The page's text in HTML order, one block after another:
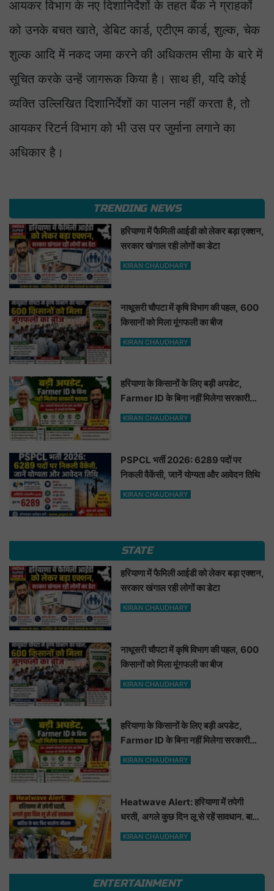
आयकर विभाग के नए दिशानिर्देशों के तहत बैंक ने ग्राहकों
को उनके बचत खाते, डेबिट कार्ड, एटीएम कार्ड, शुल्क, चेक
शुल्क आदि में नकद जमा करने की अधिकतम सीमा के बारे में
सूचित करके उन्हें जागरूक किया है। साथ ही, यदि कोई
व्यक्ति उल्लिखित दिशानिर्देशों का पालन नहीं करता है, तो
आयकर रिटर्न विभाग को भी उस पर जुर्माना लगाने का
अधिकार है।
TRENDING NEWS
हरियाणा में फैमिली आईडी को लेकर बड़ा एक्शन,
सरकार खंगाल रही लोगों का डेटा
KIRAN CHAUDHARY
नाथूसरी चौपटा में कृषि विभाग की पहल, 600
किसानों को मिला मूंगफली का बीज
KIRAN CHAUDHARY
हरियाणा के किसानों के लिए बड़ी अपडेट,
Farmer ID के बिना नहीं मिलेगा सरकारी
फायदा
KIRAN CHAUDHARY
PSPCL भर्ती 2026: 6289 पदों पर
निकली वैकेंसी, जानें योग्यता और आवेदन तिथि
KIRAN CHAUDHARY
STATE
हरियाणा में फैमिली आईडी को लेकर बड़ा एक्शन,
सरकार खंगाल रही लोगों का डेटा
KIRAN CHAUDHARY
नाथूसरी चौपटा में कृषि विभाग की पहल, 600
किसानों को मिला मूंगफली का बीज
KIRAN CHAUDHARY
हरियाणा के किसानों के लिए बड़ी अपडेट,
Farmer ID के बिना नहीं मिलेगा सरकारी
फायदा
KIRAN CHAUDHARY
Heatwave Alert: हरियाणा में तपेगी
धरती, अगले कुछ दिन लू से रहें सावधान. बारिश
के बाद फिर बदलेगा मौसम
KIRAN CHAUDHARY
ENTERTAINMENT